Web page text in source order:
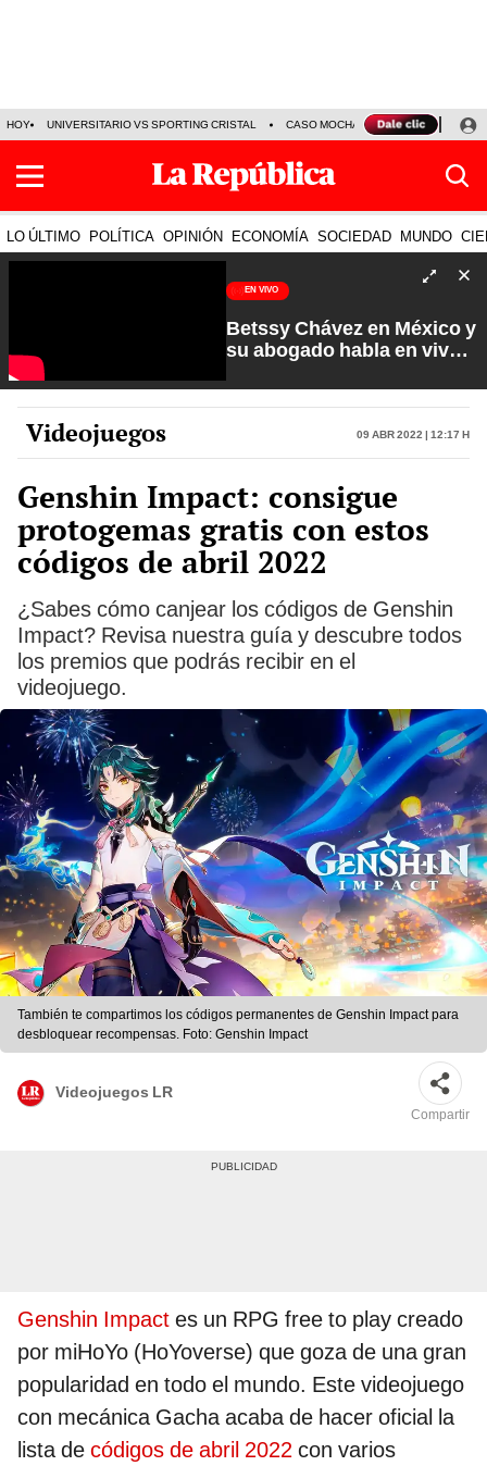
HOY UNIVERSITARIO VS SPORTING CRISTAL CASO MOCHASUELDOS
LO ÚLTIMO POLÍTICA OPINIÓN ECONOMÍA SOCIEDAD MUNDO
EN VIVO
Betssy Chávez en México y
su abogado habla en vivo |
Carlos Cornejo
Videojuegos 09 Abr 2022 | 12:17 h
Genshin Impact: consigue
protogemas gratis con estos
códigos de abril 2022
¿Sabes cómo canjear los códigos de Genshin
Impact? Revisa nuestra guía y descubre todos
los premios que podrás recibir en el
videojuego.
También te compartimos los códigos permanentes de Genshin Impact para
desbloquear recompensas. Foto: Genshin Impact
Videojuegos LR
Compartir
Genshin Impact es un RPG free to play creado
por miHoYo (HoYoverse) que goza de una gran
popularidad en todo el mundo. Este videojuego
con mecánica Gacha acaba de hacer oficial la
lista de códigos de abril 2022 con varios